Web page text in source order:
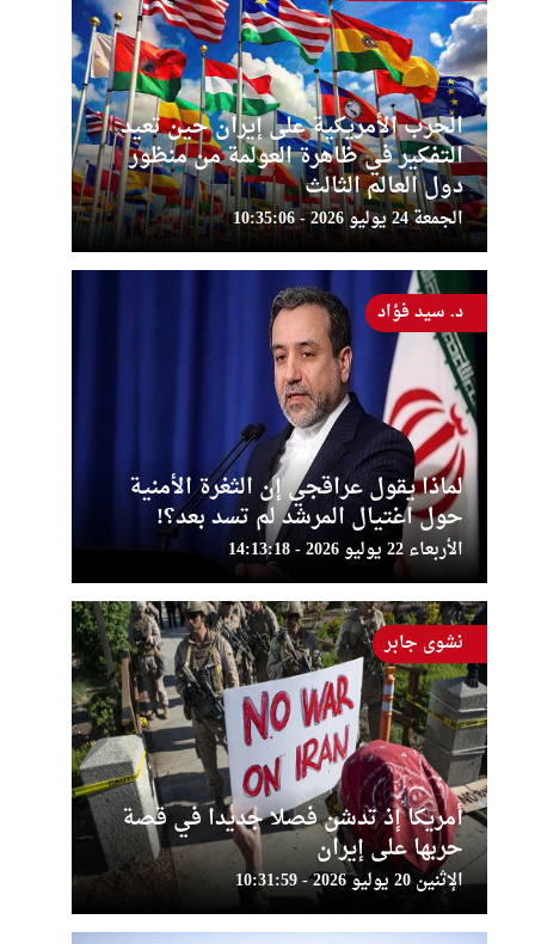
الحرب الأمريكية على إيران حين تعيد
التفكير في ظاهرة العولمة من منظور
دول العالم الثالث
الجمعة 24 يوليو 2026 - 10:35:06
لماذا يقول عراقجي إن الثغرة الأمنية
حول اغتيال المرشد لم تسد بعد؟!
الأربعاء 22 يوليو 2026 - 14:13:18
د. سيد فؤاد
أمريكا إذ تدشن فصلا جديدا في قصة
حربها على إيران
الإثنين 20 يوليو 2026 - 10:31:59
نشوى جابر